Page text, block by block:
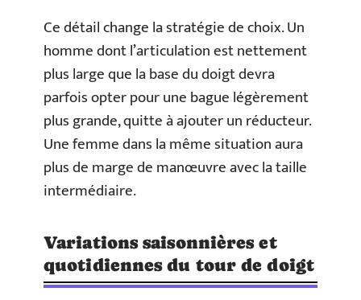
Ce détail change la stratégie de choix. Un
homme dont l’articulation est nettement
plus large que la base du doigt devra
parfois opter pour une bague légèrement
plus grande, quitte à ajouter un réducteur.
Une femme dans la même situation aura
plus de marge de manœuvre avec la taille
intermédiaire.
Variations saisonnières et
quotidiennes du tour de doigt